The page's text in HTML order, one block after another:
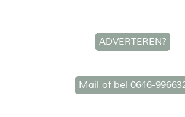
ADVERTEREN?
Mail of bel 0646-